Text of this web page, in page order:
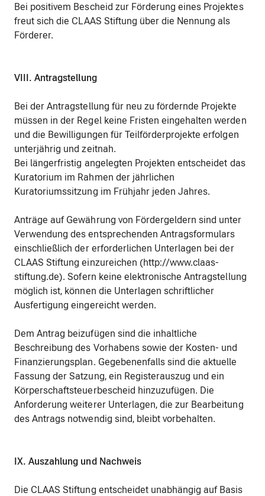
Bei positivem Bescheid zur Förderung eines Projektes
freut sich die CLAAS Stiftung über die Nennung als
Förderer.
VIII. Antragstellung
Bei der Antragstellung für neu zu fördernde Projekte
müssen in der Regel keine Fristen eingehalten werden
und die Bewilligungen für Teilförderprojekte erfolgen
unterjährig und zeitnah.
Bei längerfristig angelegten Projekten entscheidet das
Kuratorium im Rahmen der jährlichen
Kuratoriumssitzung im Frühjahr jeden Jahres.
Anträge auf Gewährung von Fördergeldern sind unter
Verwendung des entsprechenden Antragsformulars
einschließlich der erforderlichen Unterlagen bei der
CLAAS Stiftung einzureichen (http://www.claas-
stiftung.de). Sofern keine elektronische Antragstellung
möglich ist, können die Unterlagen schriftlicher
Ausfertigung eingereicht werden.
Dem Antrag beizufügen sind die inhaltliche
Beschreibung des Vorhabens sowie der Kosten- und
Finanzierungsplan. Gegebenenfalls sind die aktuelle
Fassung der Satzung, ein Registerauszug und ein
Körperschaftsteuerbescheid hinzuzufügen. Die
Anforderung weiterer Unterlagen, die zur Bearbeitung
des Antrags notwendig sind, bleibt vorbehalten.
IX. Auszahlung und Nachweis
Die CLAAS Stiftung entscheidet unabhängig auf Basis